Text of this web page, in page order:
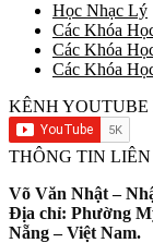
Học Nhạc Lý
Các Khóa
Các Khóa
Các Khóa
KÊNH
THÔNG TIN LIÊN
Võ Văn Nhật –
Địa chỉ: Phường
Nẵng – Việt Nam.